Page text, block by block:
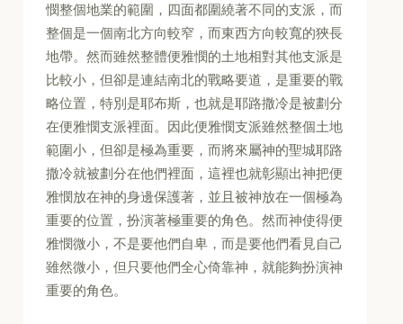
憫整個地業的範圍，四面都圍繞著不同的支派，而
整個是一個南北方向較窄，而東西方向較寬的狹長
地帶。然而雖然整體便雅憫的土地相對其他支派是
比較小，但卻是連結南北的戰略要道，是重要的戰
略位置，特別是耶布斯，也就是耶路撒冷是被劃分
在便雅憫支派裡面。因此便雅憫支派雖然整個土地
範圍小，但卻是極為重要，而將來屬神的聖城耶路
撒冷就被劃分在他們裡面，這裡也就彰顯出神把便
雅憫放在神的身邊保護著，並且被神放在一個極為
重要的位置，扮演著極重要的角色。然而神使得便
雅憫微小，不是要他們自卑，而是要他們看見自己
雖然微小，但只要他們全心倚靠神，就能夠扮演神
重要的角色。